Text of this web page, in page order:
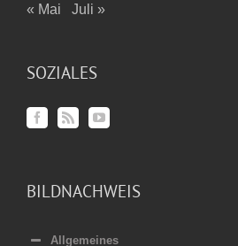
« Mai
Juli »
SOZIALES
BILDNACHWEIS
Allgemeines